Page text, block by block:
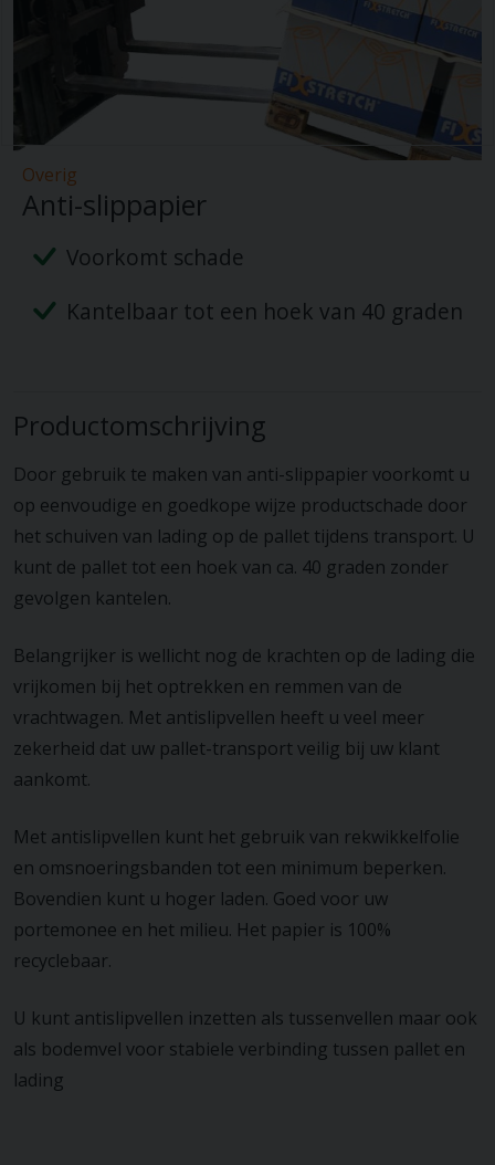
Overig
Anti-slippapier
Voorkomt schade
Kantelbaar tot een hoek van 40 graden
Productomschrijving
Door gebruik te maken van anti-slippapier voorkomt u
op eenvoudige en goedkope wijze productschade door
het schuiven van lading op de pallet tijdens transport. U
kunt de pallet tot een hoek van ca. 40 graden zonder
gevolgen kantelen.
Belangrijker is wellicht nog de krachten op de lading die
vrijkomen bij het optrekken en remmen van de
vrachtwagen. Met antislipvellen heeft u veel meer
zekerheid dat uw pallet-transport veilig bij uw klant
aankomt.
Met antislipvellen kunt het gebruik van rekwikkelfolie
en omsnoeringsbanden tot een minimum beperken.
Bovendien kunt u hoger laden. Goed voor uw
portemonee en het milieu. Het papier is 100%
recyclebaar.
U kunt antislipvellen inzetten als tussenvellen maar ook
als bodemvel voor stabiele verbinding tussen pallet en
lading